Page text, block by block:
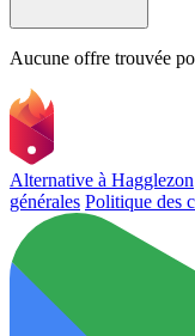
Aucune offre trouvée
Alternative à Hagglezon
générales Politique des